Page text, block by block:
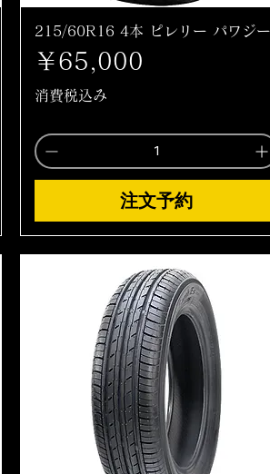
215/60R16 4本 ピレリー パワジー
価格
￥65,000
消費税込み
注文予約